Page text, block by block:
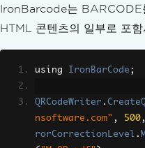
IronBarcode는 BARCODE
HTML 콘텐츠의 일부로 포
using IronBarCode ;
QRCodeWriter .
nsoftware.com" , 500,
rorCorrectionLevel .